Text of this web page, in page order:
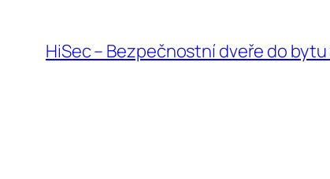
HiSec – Bezpečnostní dveře do